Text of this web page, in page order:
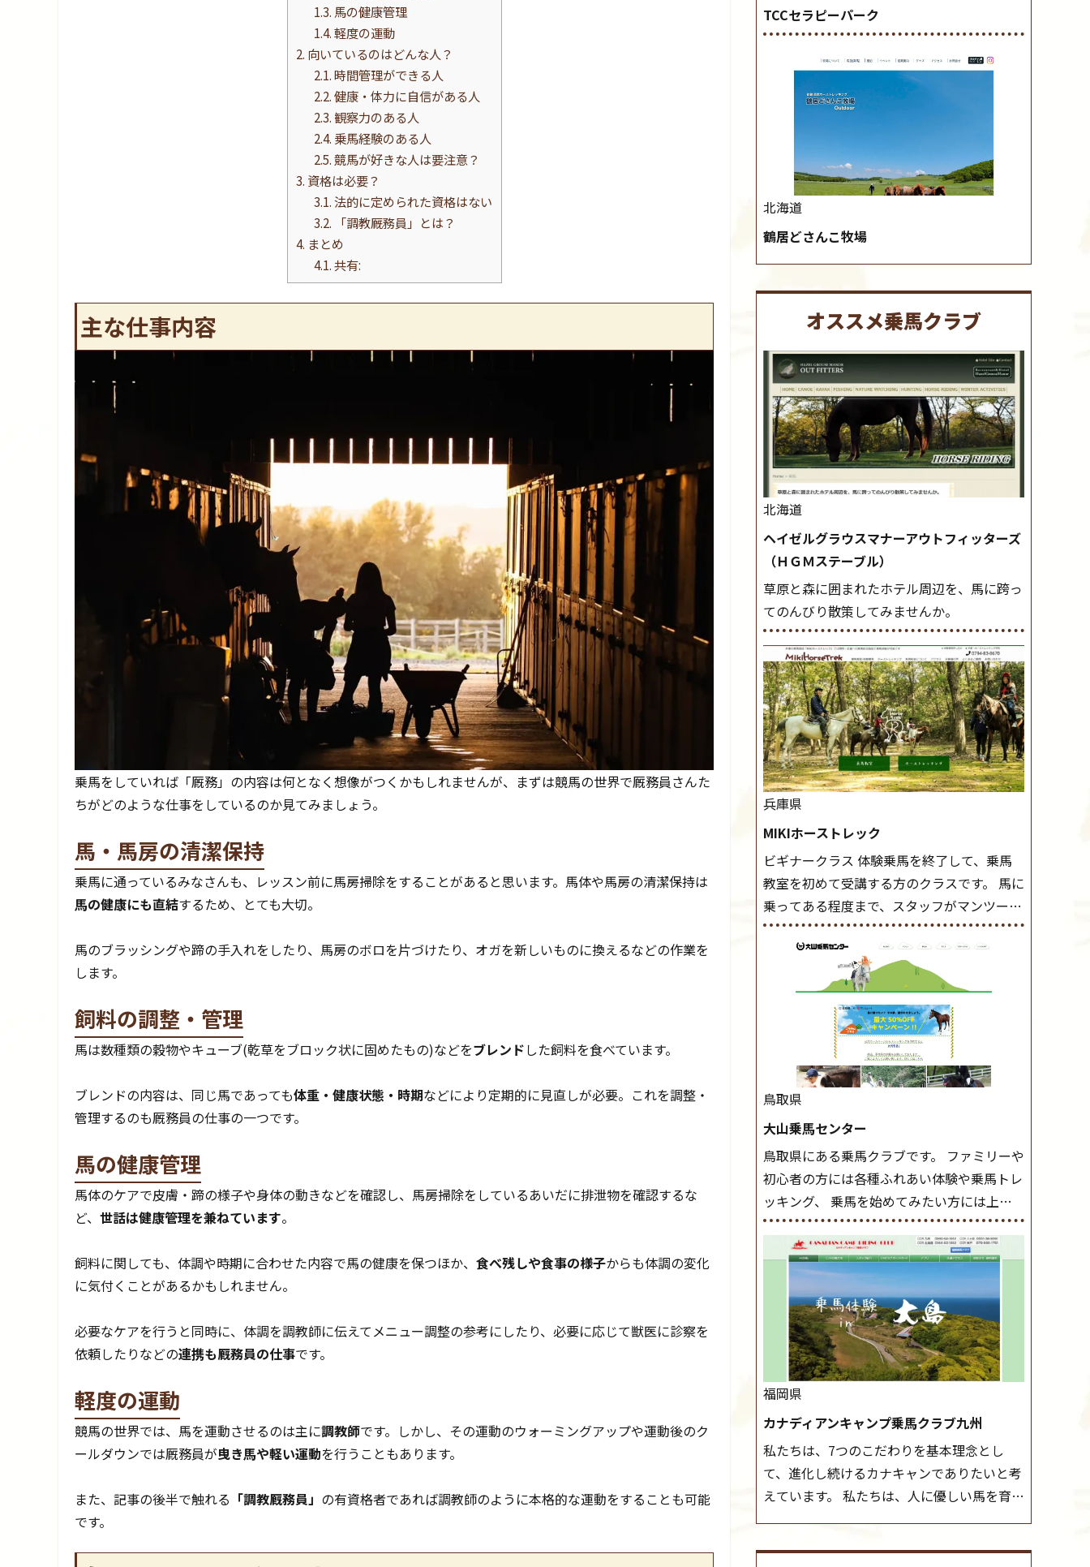
1.3. 馬の健康管理
1.4.軽度の運動
2. 向いているのはどんな人？
2.1.時間管理ができる人
2.2.健康・体力に自信がある人
2.3. 観察力のある人
2.4. 乗馬経験のある人
2.5.競馬が好きな人は要注意？
3. 資格は必要？
3.1.法的に定められた資格はない
3.2. 「調教厩務員」とは？
4. まとめ
4.1.共有:
主な仕事内容
乗馬をしていれば「厩務」の内容は何となく想像がつくかもしれませんが、まずは競馬の世界で厩務員さんた
ちがどのような仕事をしているのか見てみましょう。
馬・馬房の清潔保持
乗馬に通っているみなさんも、レッスン前に馬房掃除をすることがあると思います。馬体や馬房の清潔保持は
馬の健康にも直結するため、とても大切。
馬のブラッシングや蹄の手入れをしたり、馬房のボロを片づけたり、オガを新しいものに換えるなどの作業を
します。
飼料の調整・管理
馬は数種類の穀物やキューブ(乾草をブロック状に固めたもの)などをブレンドした飼料を食べています。
ブレンドの内容は、同じ馬であっても体重・健康状態・時期などにより定期的に見直しが必要。これを調整・
管理するのも厩務員の仕事の一つです。
馬の健康管理
馬体のケアで皮膚・蹄の様子や身体の動きなどを確認し、馬房掃除をしているあいだに排泄物を確認するな
ど、 世話は健康管理を兼ねています。
飼料に関しても、体調や時期に合わせた内容で馬の健康を保つほか、 食べ残しや食事の様子からも体調の変化
に気付くことがあるかもしれません。
必要なケアを行うと同時に、体調を調教師に伝えてメニュー調整の参考にしたり、必要に応じて獣医に診察を
依頼したりなどの連携も厩務員の仕事です。
軽度の運動
競馬の世界では、馬を運動させるのは主に調教師です。しかし、その運動のウォーミングアップや運動後のク
ールダウンでは厩務員が曳き馬や軽い運動を行うこともあります。
また、記事の後半で触れる 「調教厩務員」 の有資格者であれば調教師のように本格的な運動をすることも可能
です。
TCCセラピーパーク
北海道
鶴居どさんこ牧場
オススメ乗馬クラブ
北海道
ヘイゼルグラウスマナーアウトフィッターズ
（ＨＧＭステーブル）
草原と森に囲まれたホテル周辺を、馬に跨っ
てのんびり散策してみませんか。
兵庫県
MIKIホーストレック
ビギナークラス 体験乗馬を終了して、乗馬
教室を初めて受講する方のクラスです。 馬に
乗ってある程度まで、スタッフがマンツーマ
ンで指導します。 また、馬に乗るだけでな
く、馬の手入れや馬装（鞍などを装着する）
もこのクラスで把握し、「馬に触れること」
にも慣れていきましょう。 スタートクラス
ビギナークラスで単独で軽速歩(けいはやあ
し)ができるようになったら スタートクラス
へ。 グループレッスンで馬のスピードを調
整しながら 軽速歩・正反撞(せいはんどう)を
学びます。 安定した手綱操作と軽速歩・正反
撞ができるようになれば 駈歩(かけあし)練習
に入ります。 ホップクラス スタートクラス
で常歩(なみあし)や 速歩、駈歩の初歩をマス
ターしたら、 次は部班にて駈歩を含めた誘
導練習を行いましょう。 ステップクラス ホ
ップクラスまでに練習したまとめをします。
三種歩法をマスターし、ワンランク上の扶助
操作や誘導方法を身につけましょう。 注意
事項 ◆馬場使用状況により、使用する馬場
はこちらで決定いたしますのでご了承くださ
い ◆基本は雨天決行ですが、落雷・強風等
のより、安全上急遽中止させていただく場合
がございます。 ◆三木ホースランドパークの
協議会や講習会等により、一部レッスンが中
止になる場合がございます。 その際、ご予約
いただいている皆様には事前にご連絡いたし
ます。MIKIホーストレックのツアーはこち
ら
鳥取県
大山乗馬センター
鳥取県にある乗馬クラブです。 ファミリーや
初心者の方には各種ふれあい体験や乗馬トレ
ッキング、 乗馬を始めてみたい方には上達
レッスンやお試し会員など、 一般の方に幅
広くお楽しみいただける施設を目指していま
す。 また、お手軽（低価格）に会員になった
り自分の馬を持つことのできる乗馬クラブで
もあり、 健康や趣味、スポーツ競技として、
老若男女様々な方が、日々乗馬をお楽しみい
ただいています。 なお、ゴールデンウィーク
と夏休み期間中は無休で営業していますの
馬センターの紹介記事はこちら
福岡県
カナディアンキャンプ乗馬クラブ九州
私たちは、7つのこだわりを基本理念とし
て、進化し続けるカナキャンでありたいと考
えています。 私たちは、人に優しい馬を育て